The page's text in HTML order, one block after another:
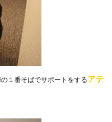
１番そばでサポートをするアテ